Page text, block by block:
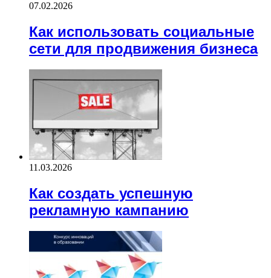
07.02.2026
Как использовать социальные
сети для продвижения бизнеса
11.03.2026
Как создать успешную
рекламную кампанию